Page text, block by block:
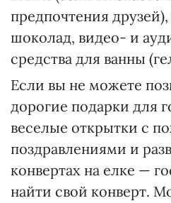
предпочтения
шоколад, видео- и
средства для ванны
Если вы не можете
дорогие подарки для
веселые открытки с
поздравлениями и
конвертах на елке —
найти свой конверт.